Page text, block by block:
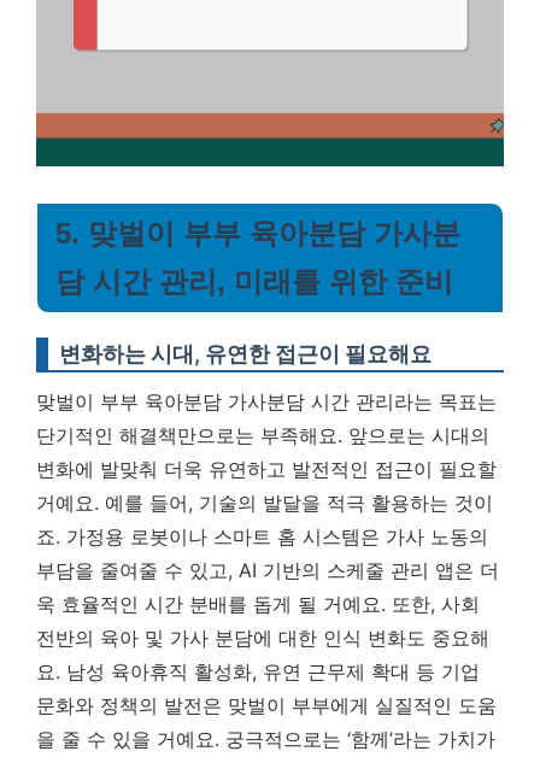
5. 맞벌이 부부 육아분담 가사분
담 시간 관리, 미래를 위한 준비
변화하는 시대, 유연한 접근이 필요해요
맞벌이 부부 육아분담 가사분담 시간 관리라는 목표는
단기적인 해결책만으로는 부족해요. 앞으로는 시대의
변화에 발맞춰 더욱 유연하고 발전적인 접근이 필요할
거예요. 예를 들어, 기술의 발달을 적극 활용하는 것이
죠. 가정용 로봇이나 스마트 홈 시스템은 가사 노동의
부담을 줄여줄 수 있고, AI 기반의 스케줄 관리 앱은 더
욱 효율적인 시간 분배를 돕게 될 거예요. 또한, 사회
전반의 육아 및 가사 분담에 대한 인식 변화도 중요해
요. 남성 육아휴직 활성화, 유연 근무제 확대 등 기업
문화와 정책의 발전은 맞벌이 부부에게 실질적인 도움
을 줄 수 있을 거예요. 궁극적으로는 ‘함께’라는 가치가